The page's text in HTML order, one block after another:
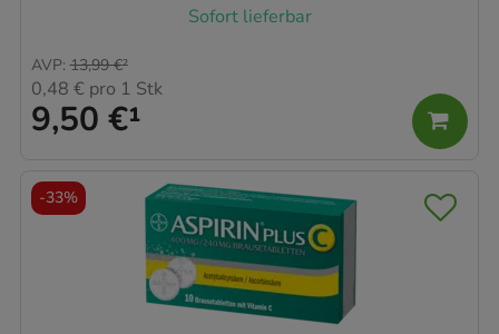
Sofort lieferbar
9,50 €¹
AVP: 13,99 €²
0,48 € pro 1 Stk
-33%